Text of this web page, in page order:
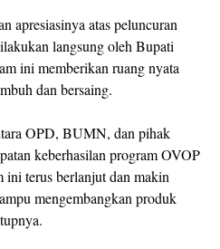
apresiasinya atas peluncuran
langsung oleh Bupati
ini memberikan ruang nyata
dan bersaing.
OPD, BUMN, dan pihak
keberhasilan program OVOP
ini terus berlanjut dan makin
mengembangkan produk